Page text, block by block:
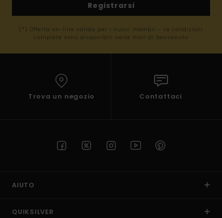
Registrarsi
(*) Offerta on-line valida per i nuovi membri - Le condizioni
complete sono disponibili nella mail di benvenuto
Trova un negozio Contattaci
AIUTO
QUIKSILVER